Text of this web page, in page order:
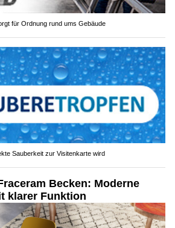
für Ordnung rund ums Gebäude
Sauberkeit zur Visitenkarte wird
Becken: Moderne
klarer Funktion